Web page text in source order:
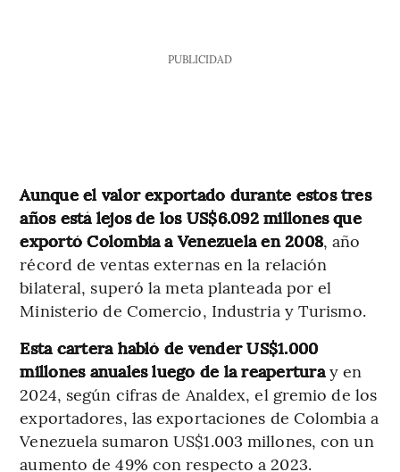
PUBLICIDAD
Aunque el valor exportado durante estos tres
años está lejos de los US$6.092 millones que
exportó Colombia a Venezuela en 2008, año
récord de ventas externas en la relación
bilateral, superó la meta planteada por el
Ministerio de Comercio, Industria y Turismo.
Esta cartera habló de vender US$1.000
millones anuales luego de la reaperturay en
2024, según cifras de Analdex, el gremio de los
exportadores, las exportaciones de Colombia a
Venezuela sumaron US$1.003 millones, con un
aumento de 49% con respecto a 2023.